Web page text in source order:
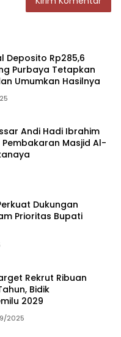
Deposito Rp285,6
Purbaya Tetapkan
Umumkan Hasilnya
Andi Hadi Ibrahim
Masjid Al-
Dukungan
Prioritas Bupati
Rekrut Ribuan
Bidik
2029
2025